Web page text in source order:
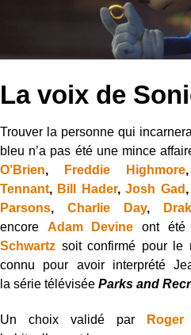
La voix de
Trouver la personne qui
bleu n’a pas été une mince
O’Brien, Freddie Highmore
Tennant, Bill Hader,Josh Gad
Parsons,Charlie Day,
encore Adam Devine ont été
Schwartz soit confirmé pour le
connu pour avoir interprété
la série télévisée Parks and
Un choix validé par